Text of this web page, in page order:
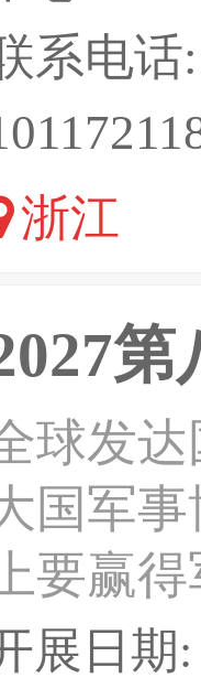
国际
系电话
浙江
球发
国军
上要赢
战斗
展日期